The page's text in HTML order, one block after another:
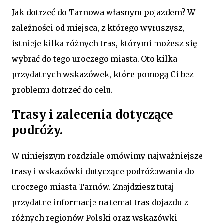
Jak dotrzeć do Tarnowa własnym pojazdem? W
zależności od miejsca, z którego wyruszysz,
istnieje kilka różnych tras, którymi możesz się
wybrać do tego uroczego miasta. Oto kilka
przydatnych wskazówek, które pomogą Ci bez
problemu dotrzeć do celu.
Trasy i zalecenia dotyczące
podróży.
W niniejszym rozdziale omówimy najważniejsze
trasy i wskazówki dotyczące podróżowania do
uroczego miasta Tarnów. Znajdziesz tutaj
przydatne informacje na temat tras dojazdu z
różnych regionów Polski oraz wskazówki